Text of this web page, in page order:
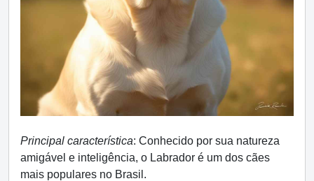
Principal característica: Conhecido por sua natureza
amigável e inteligência, o Labrador é um dos cães
mais populares no Brasil.